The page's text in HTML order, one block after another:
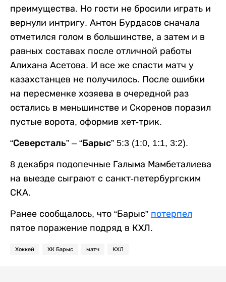
преимущества. Но гости не бросили играть и
вернули интригу. Антон Бурдасов сначала
отметился голом в большинстве, а затем и в
равных составах после отличной работы
Алихана Асетова. И все же спасти матч у
казахстанцев не получилось. После ошибки
на пересменке хозяева в очередной раз
остались в меньшинстве и Скоренов поразил
пустые ворота, оформив хет-трик.
“Северсталь” – “Барыс” 5:3 (1:0, 1:1, 3:2).
8 декабря подопечные Галыма Мамбеталиева
на выезде сыграют с санкт-петербургским
СКА.
Ранее сообщалось, что “Барыс” потерпел
пятое поражение подряд в КХЛ.
Хоккей ХК Барыс матч КХЛ